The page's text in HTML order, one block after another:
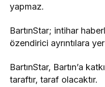
yapmaz.
BartınStar; intihar
özendirici ayrıntılara
BartınStar, Bartın’a
taraftır, taraf olacaktır.